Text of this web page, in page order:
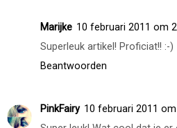
wordt. Dus het was toch wel
@ Mitchin: Haha! Ik vond
ook wel leuk :) Ik ben er
woorden ook niet verdraaid,